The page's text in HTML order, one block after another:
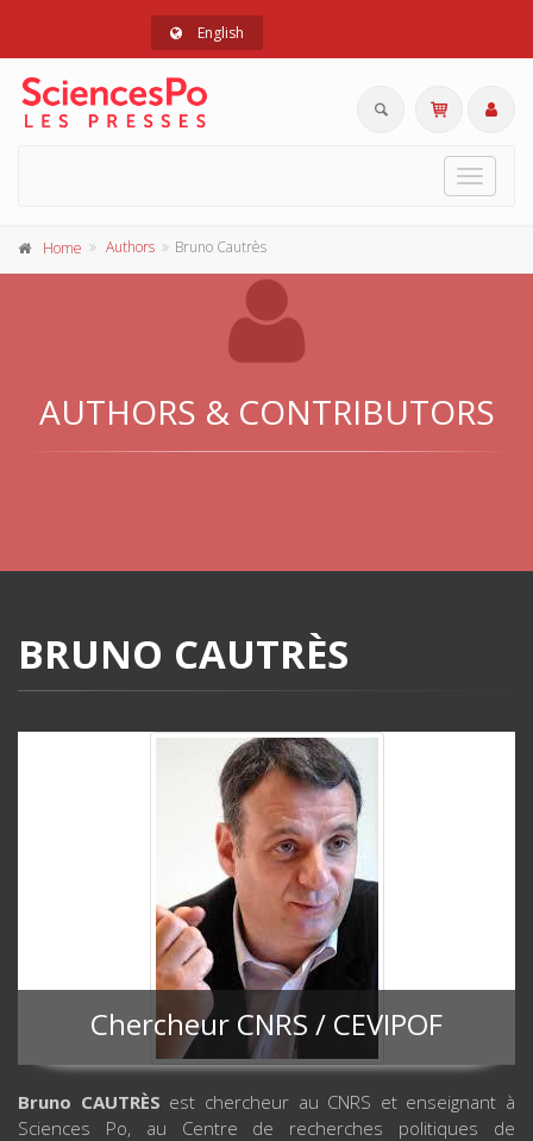
English
Toggle
Home Authors Bruno Cautrès
AUTHORS & CONTRIBUTORS
BRUNO CAUTRÈS
Chercheur CNRS / CEVIPOF
Bruno CAUTRÈS est chercheur au CNRS et enseignant à
Sciences Po, au Centre de recherches politiques de